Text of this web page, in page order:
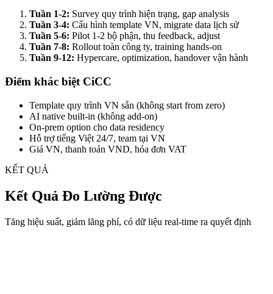
Tuần 1-2: Survey quy trình hiện trạng, gap analysis
Tuần 3-4: Cấu hình template VN, migrate data lịch sử
Tuần 5-6: Pilot 1-2 bộ phận, thu feedback, adjust
Tuần 7-8: Rollout toàn công ty, training hands-on
Tuần 9-12: Hypercare, optimization, handover vận hành
Điểm khác biệt CiCC
Template quy trình VN sẵn (không start from zero)
AI native built-in (không add-on)
On-prem option cho data residency
Hỗ trợ tiếng Việt 24/7, team tại VN
Giá VN, thanh toán VND, hóa đơn VAT
KẾT QUẢ
Kết Quả Đo Lường Được
Tăng hiệu suất, giảm lãng phí, có dữ liệu real-time ra quyết định